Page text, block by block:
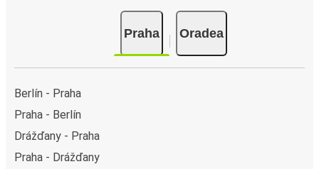
Praha Oradea
Berlín - Praha
Praha - Berlín
Drážďany - Praha
Praha - Drážďany